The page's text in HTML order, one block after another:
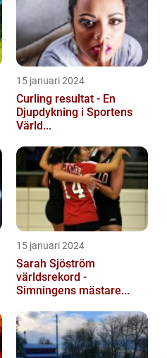
15 januari 2024
Curling resultat - En
Djupdykning i Sportens
Värld...
15 januari 2024
Sarah Sjöström
världsrekord -
Simningens mästare...